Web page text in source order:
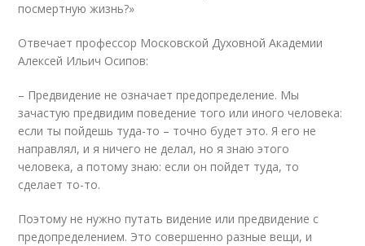
посмертную жизнь?»
Отвечает профессор Московской Духовной Академии
Алексей Ильич Осипов:
– Предвидение не означает предопределение. Мы
зачастую предвидим поведение того или иного человека:
если ты пойдешь туда-то – точно будет это. Я его не
направлял, и я ничего не делал, но я знаю этого
человека, а потому знаю: если он пойдет туда, то
сделает то-то.
Поэтому не нужно путать видение или предвидение с
предопределением. Это совершенно разные вещи, и